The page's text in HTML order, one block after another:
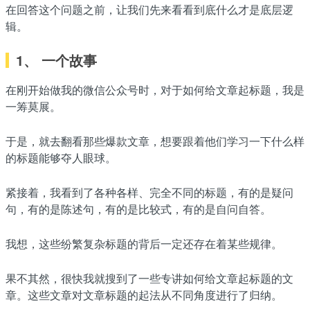
在回答这个问题之前，让我们先来看看到底什么才是底层逻
辑。
1、 一个故事
在刚开始做我的微信公众号时，对于如何给文章起标题，我是
一筹莫展。
于是，就去翻看那些爆款文章，想要跟着他们学习一下什么样
的标题能够夺人眼球。
紧接着，我看到了各种各样、完全不同的标题，有的是疑问
句，有的是陈述句，有的是比较式，有的是自问自答。
我想，这些纷繁复杂标题的背后一定还存在着某些规律。
果不其然，很快我就搜到了一些专讲如何给文章起标题的文
章。这些文章对文章标题的起法从不同角度进行了归纳。